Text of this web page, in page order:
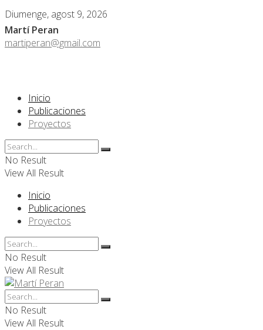
Diumenge, agost 9, 2026
Martí Peran
martiperan@gmail.com
Inicio
Publicaciones
Proyectos
No Result
View All Result
Inicio
Publicaciones
Proyectos
No Result
View All Result
No Result
View All Result